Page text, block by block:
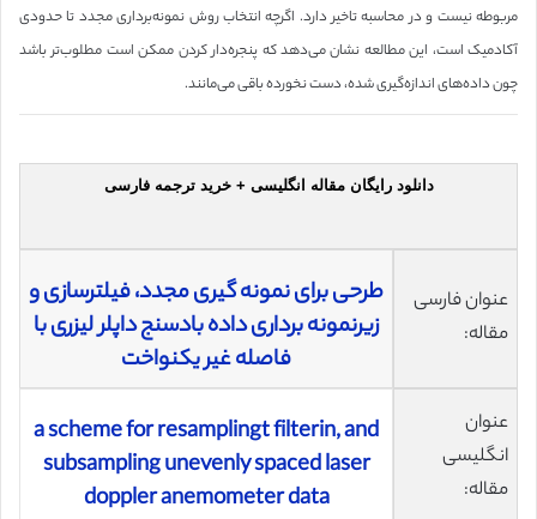
مربوطه نیست و در محاسبه تاخیر دارد. اگرچه انتخاب روش نمونه‌برداری مجدد تا حدودی
آکادمیک است، این مطالعه نشان می‌دهد که پنجره‌دار کردن ممکن است مطلوب‌تر باشد
چون داده‌های اندازه‌گیری شده، دست نخورده باقی می‌مانند.
دانلود رایگان مقاله انگلیسی + خرید ترجمه فارسی
عنوان فارسی
مقاله:
طرحی برای نمونه گیری مجدد، فیلترسازی و
زیرنمونه برداری داده بادسنج داپلر لیزری با
فاصله‌ غیر یکنواخت
عنوان
انگلیسی
مقاله:
a scheme for resamplingt filterin, and
subsampling unevenly spaced laser
doppler anemometer data